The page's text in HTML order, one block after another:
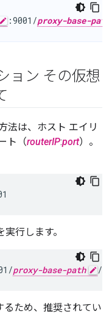
:9001/proxy-base-path
ョン その仮想
法は、ホスト エイリ
ト（routerIP:port）。
行します。
proxy-base-path /
るため、推奨されてい